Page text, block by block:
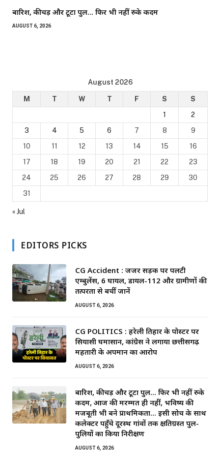
बारिश, कीचड़ और टूटा पुल… फिर भी नहीं रुके कदम
AUGUST 6, 2026
August 2026
M T W T F S
S
1
2
3
4 5 6 7 8
9
10
11 12 13 14 15
16
17
18 19 20 21 22
23
24
25 26 27 28 29
30
31
« Jul
EDITORS PICKS
CG Accident : जर्जर सड़क पर पलटी
एम्बुलेंस, 6 घायल, डायल-112 और ग्रामीणों की
तत्परता से बचीं जानें
AUGUST 6, 2026
CG POLITICS : हरेली तिहार के पोस्टर पर
सियासी घमासान, कांग्रेस ने लगाया छत्तीसगढ़
महतारी के अपमान का आरोप
AUGUST 6, 2026
बारिश, कीचड़ और टूटा पुल… फिर भी नहीं रुके
कदम, आज की मरम्मत ही नहीं, भविष्य की
मजबूती भी बने प्राथमिकता… इसी सोच के साथ
कलेक्टर पहुँचे दूरस्थ गांवों तक क्षतिग्रस्त पुल-
पुलियों का किया निरीक्षण
AUGUST 6, 2026